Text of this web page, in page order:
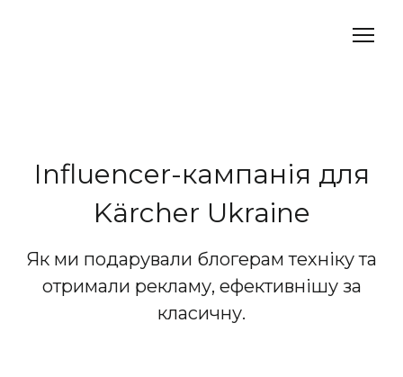
Influencer-кампанія для
Kärcher Ukraine
Як ми подарували блогерам техніку та
отримали рекламу, ефективнішу за
класичну.